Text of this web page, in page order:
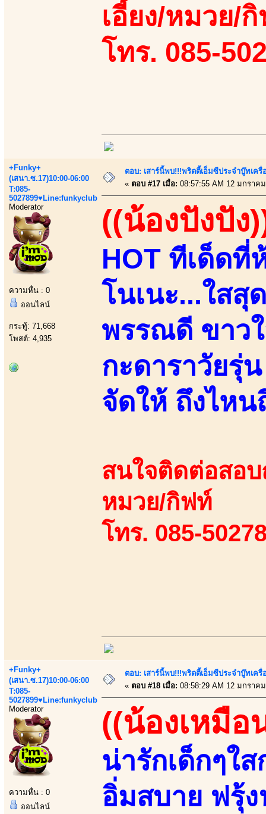
เอี้ยง/หมวย/
โทร. 085-
+Funky+
(เสนา.ซ.17)10:00-06:00
T:085-
5027899♥Line:funkyclub
Moderator
ความหื่น : 0
ออนไลน์
กระทู้: 71,668
โพสต์: 4,935
ตอบ: เสาร์นี้พบ!!!พริตตี้เอ็มซีประจำบู๊ทเค
« ตอบ #17 เมื่อ: 08:57:55 AM 12 มกราค
((น้องปังปัง
HOT ทีเด็ด
โนเนะ...ใสสุ
พรรณดี ขาว
กะดาราวัยรุ่
จัดให้ ถึงไห
สนใจติดต่อสอบ
หมวย/กิฟท์
โทร. 085-
+Funky+
(เสนา.ซ.17)10:00-06:00
T:085-
5027899♥Line:funkyclub
Moderator
ความหื่น : 0
ออนไลน์
ตอบ: เสาร์นี้พบ!!!พริตตี้เอ็มซีประจำบู๊ทเค
« ตอบ #18 เมื่อ: 08:58:29 AM 12 มกราค
((น้องเหมือ
น่ารักเด็กๆใ
อิ่มสบาย ฟรุ้